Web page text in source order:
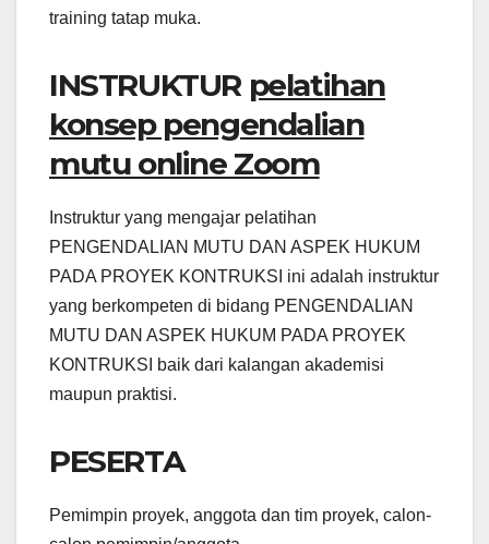
training tatap muka.
INSTRUKTUR pelatihan
konsep pengendalian
mutu online Zoom
Instruktur yang mengajar pelatihan
PENGENDALIAN MUTU DAN ASPEK HUKUM
PADA PROYEK KONTRUKSI ini adalah instruktur
yang berkompeten di bidang PENGENDALIAN
MUTU DAN ASPEK HUKUM PADA PROYEK
KONTRUKSI baik dari kalangan akademisi
maupun praktisi.
PESERTA
Pemimpin proyek, anggota dan tim proyek, calon-